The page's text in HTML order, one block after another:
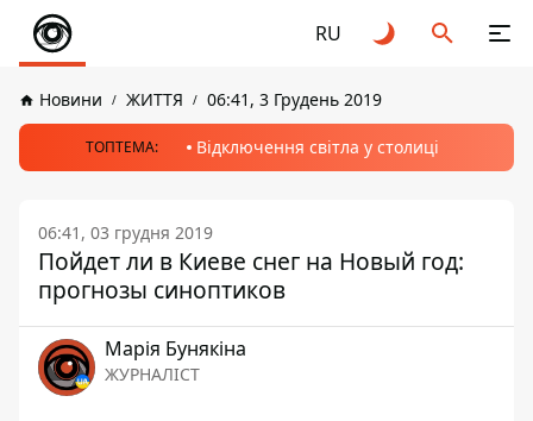
RU
Новини ЖИТТЯ 06:41, 3 Грудень 2019
ТОПТЕМА: Відключення світла у столиці
06:41, 03 грудня 2019
Пойдет ли в Киеве снег на Новый год:
прогнозы синоптиков
Марія Бунякіна
ЖУРНАЛІСТ